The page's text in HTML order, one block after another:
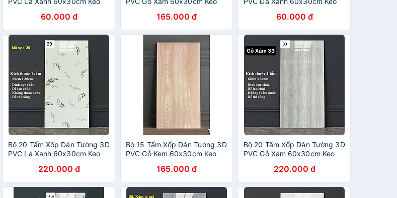
Sang trọng60.000 đ
Sang Trọng165.000 đ
Sang Trọng60.000 đ
Bộ 20 Tấm Xốp Dán Tường 3D
PVC Lá Xanh 60x30cm Keo
Sang trọng220.000 đ
Bộ 15 Tấm Xốp Dán Tường 3D
PVC Gỗ Kem 60x30cm Keo
Sang Trọng165.000 đ
Bộ 20 Tấm Xốp Dán Tường 3D
PVC Gỗ Xám 60x30cm Keo
Sang Trọng220.000 đ